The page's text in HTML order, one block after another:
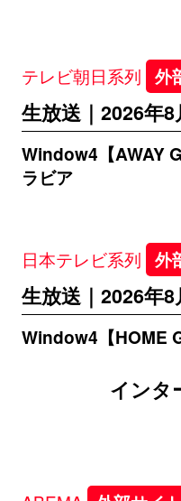
テレビ朝日系列 外
生放送｜2026年
Window4【AWAY
ラビア
日本テレビ系列 外
生放送｜2026年
Window4【HOME
インタ